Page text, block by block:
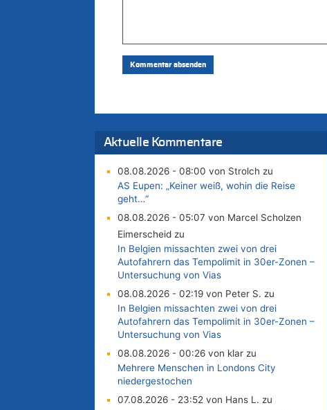
Aktuelle Kommentare
08.08.2026 - 08:00 von Strolch zu
AS Eupen: „Keiner weiß, wohin die Reise
geht…“
08.08.2026 - 05:07 von Marcel Scholzen
Eimerscheid zu
In Belgien missachten zwei von drei
Autofahrern das Tempolimit in 30er-Zonen –
Untersuchung von Vias
08.08.2026 - 02:19 von Peter S. zu
In Belgien missachten zwei von drei
Autofahrern das Tempolimit in 30er-Zonen –
Untersuchung von Vias
08.08.2026 - 00:26 von klar zu
Mehrere Menschen in Londons City
niedergestochen
07.08.2026 - 23:52 von Hans L. zu